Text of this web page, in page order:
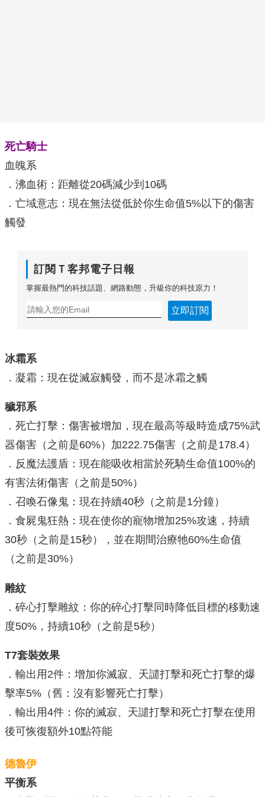
死亡騎士
血魄系
．沸血術：距離從20碼減少到10碼
．亡域意志：現在無法從低於你生命值5%以下的傷害
觸發
訂閱Ｔ客邦電子日報
掌握最熱門的科技話題、網路動態，升級你的科技原力！
立即訂閱
冰霜系
．凝霜：現在從滅寂觸發，而不是冰霜之觸
穢邪系
．死亡打擊：傷害被增加，現在最高等級時造成75%武
器傷害（之前是60%）加222.75傷害（之前是178.4）
．反魔法護盾：現在能吸收相當於死騎生命值100%的
有害法術傷害（之前是50%）
．召喚石像鬼：現在持續40秒（之前是1分鐘）
．食屍鬼狂熱：現在使你的寵物增加25%攻速，持續
30秒（之前是15秒），並在期間治療牠60%生命值
（之前是30%）
雕紋
．碎心打擊雕紋：你的碎心打擊同時降低目標的移動速
度50%，持續10秒（之前是5秒）
T7套裝效果
．輸出用2件：增加你滅寂、天譴打擊和死亡打擊的爆
擊率5%（舊：沒有影響死亡打擊）
．輸出用4件：你的滅寂、天譴打擊和死亡打擊在使用
後可恢復額外10點符能
德魯伊
平衡系